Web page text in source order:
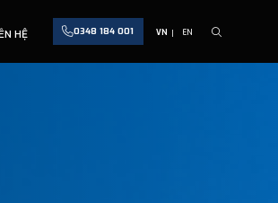
HỆ 0348 184 001 VN EN